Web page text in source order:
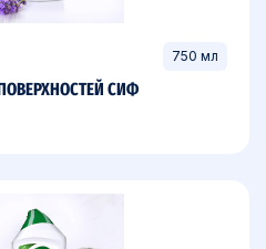
750 мл
СИФ